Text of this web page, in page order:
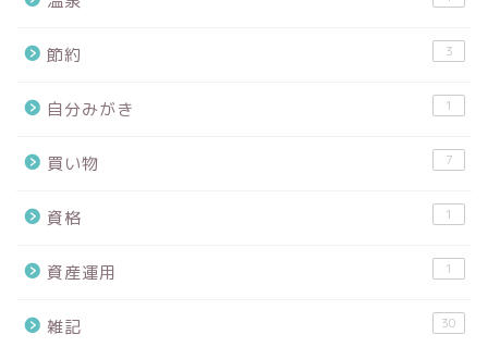
節約 3
自分みがき 1
買い物 7
資格 1
資産運用 1
雑記 30